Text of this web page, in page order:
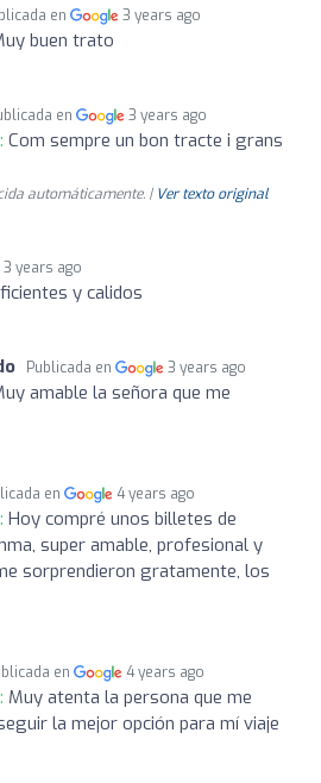
en 3 years ago
buen trato
en 3 years ago
Com sempre un bon tracte i grans
automáticamente. | Ver texto original
3 years ago
y calidos
Publicada en 3 years ago
amable la señora que me
en 4 years ago
Hoy compré unos billetes de
super amable, profesional y
sorprendieron gratamente, los
en 4 years ago
Muy atenta la persona que me
la mejor opción para mí viaje